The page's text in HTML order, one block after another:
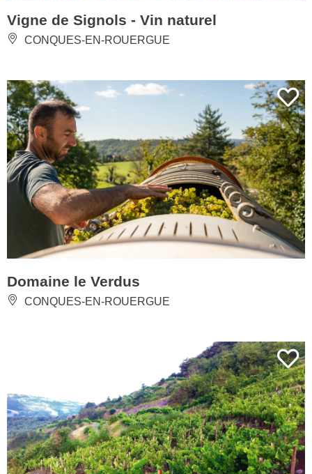
Vigne de Signols - Vin naturel
CONQUES-EN-ROUERGUE
Domaine le Verdus
CONQUES-EN-ROUERGUE